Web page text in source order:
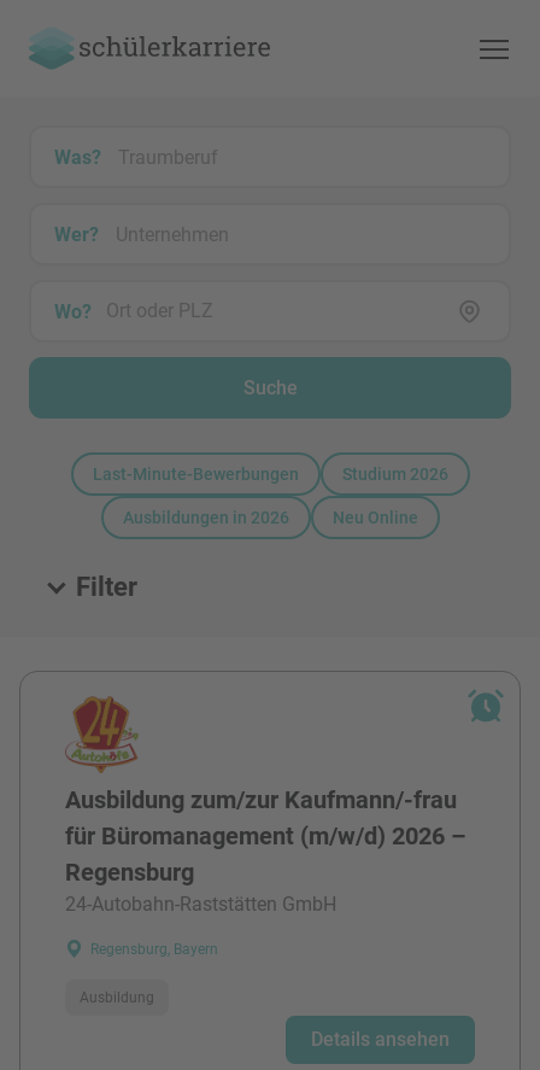
Was?
Wer?
Wo?
Suche
Last-Minute-Bewerbungen Studium 2026
Ausbildungen in 2026 Neu Online
Filter
Alle Stellen
Ausbildung zum/zur Kaufmann/-frau
für Büromanagement (m/w/d) 2026 –
Regensburg
24-Autobahn-Raststätten GmbH
Regensburg, Bayern
Ausbildung
Details ansehen